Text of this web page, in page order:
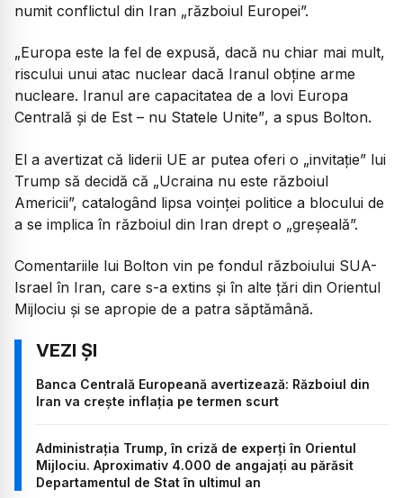
numit conflictul din Iran „războiul Europei”.
„Europa este la fel de expusă, dacă nu chiar mai mult,
riscului unui atac nuclear dacă Iranul obține arme
nucleare. Iranul are capacitatea de a lovi Europa
Centrală și de Est – nu Statele Unite”, a spus Bolton.
El a avertizat că liderii UE ar putea oferi o „invitație” lui
Trump să decidă că „Ucraina nu este războiul
Americii”, catalogând lipsa voinței politice a blocului de
a se implica în războiul din Iran drept o „greșeală”.
Comentariile lui Bolton vin pe fondul războiului SUA-
Israel în Iran, care s-a extins și în alte țări din Orientul
Mijlociu și se apropie de a patra săptămână.
Banca Centrală Europeană avertizează: Războiul din
Iran va crește inflația pe termen scurt
Administrația Trump, în criză de experți în Orientul
Mijlociu. Aproximativ 4.000 de angajați au părăsit
Departamentul de Stat în ultimul an